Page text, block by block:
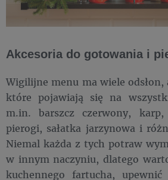
Akcesoria do gotowania i
Wigilijne menu ma wiele odsłon,
które pojawiają się na
m.in. barszcz czerwony,
pierogi, sałatka jarzynowa i
Niemal każda z tych potraw
w innym naczyniu, dlatego
kuchennego fartucha,